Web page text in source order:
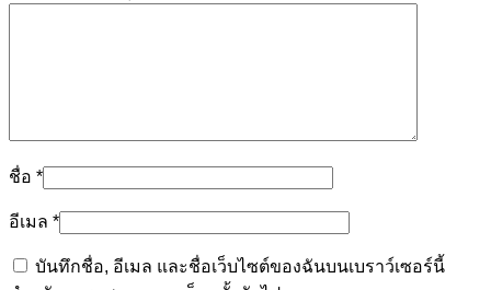
ชื่อ *
อีเมล *
บันทึกชื่อ, อีเมล และชื่อเว็บไซต์ของฉันบนเบราว์เซอร์นี้